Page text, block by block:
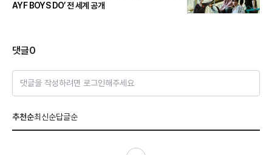
AYF BOYS DO’ 전 세계 공개
댓글0
댓글을 작성하려면 로그인해주세요
추천순최신순답글순